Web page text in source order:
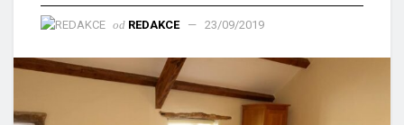
od REDAKCE 23/09/2019